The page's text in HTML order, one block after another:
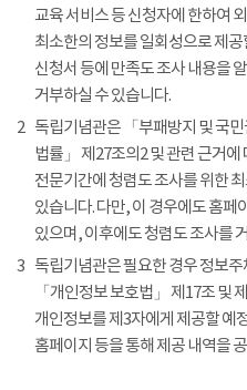
교육 서비스 등 신청자에 한하여
최소한의 정보를 일회성으로 제
신청서 등에 만족도 조사 내용을
거부하실 수 있습니다.
2 독립기념관은 「부패방지 및 국
법률」 제27조의2 및 관련 근거에
전문기간에 청렴도 조사를 위한
있습니다. 다만, 이 경우에도 홈페
있으며, 이후에도 청렴도 조사를
3 독립기념관은 필요한 경우 정보
「개인정보 보호법」 제17조 및
개인정보를 제3자에게 제공할 예
홈페이지 등을 통해 제공 내역을